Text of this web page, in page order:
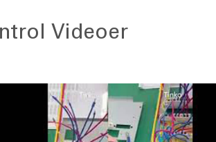
Videoer